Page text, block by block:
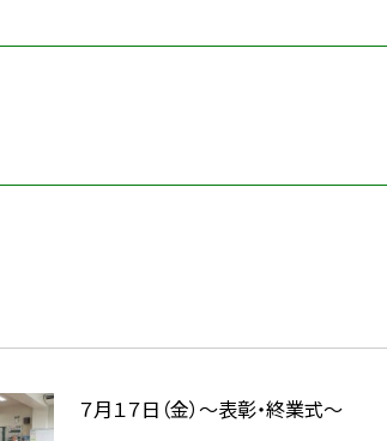
７月１７日（金）～表彰・終業式～